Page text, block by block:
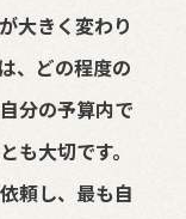
大きく変わり
、どの程度の
分の予算内で
も大切です。
頼し、最も自